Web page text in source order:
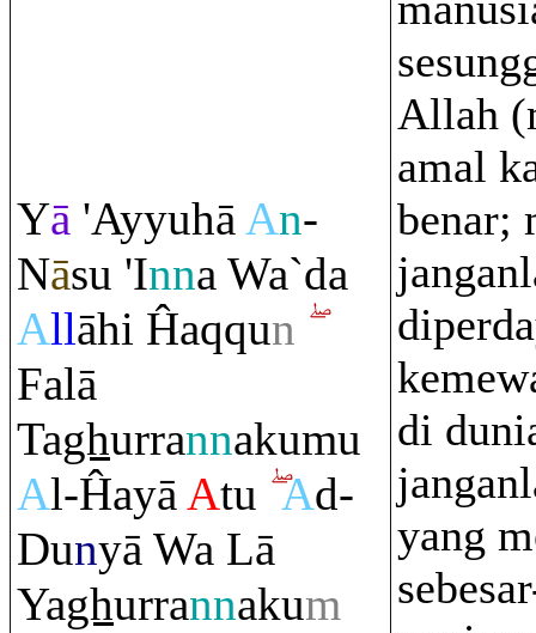
Yā 'AyyuhāAn-
Nāsu 'Inna Wa`da
Allāhi Ĥaqqun
Falā
Taghurrannakumu
Al-ĤayāAtu Ad-
Dunyā Wa Lā
Yaghurrannakum
Allah
amal
benar;
di
yang